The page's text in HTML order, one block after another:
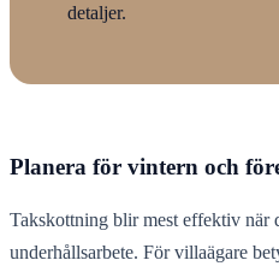
detaljer.
Planera för vintern och
Takskottning blir mest effektiv när
underhållsarbete. För villaägare